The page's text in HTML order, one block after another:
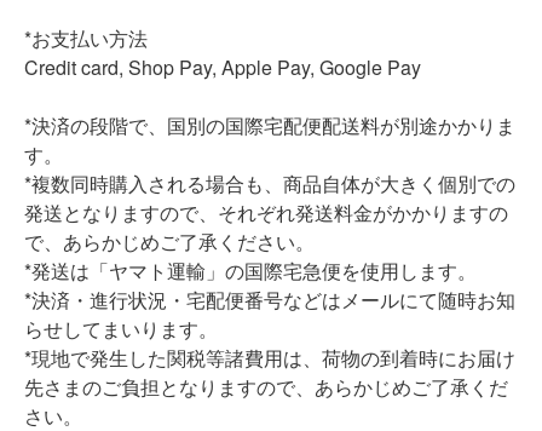
*お支払い方法
Credit card, Shop Pay, Apple Pay, Google Pay
*決済の段階で、国別の国際宅配便配送料が別途かかりま
す。
*複数同時購入される場合も、商品自体が大きく個別での
発送となりますので、それぞれ発送料金がかかりますの
で、あらかじめご了承ください。
*発送は「ヤマト運輸」の国際宅急便を使用します。
*決済・進行状況・宅配便番号などはメールにて随時お知
らせしてまいります。
*現地で発生した関税等諸費用は、荷物の到着時にお届け
先さまのご負担となりますので、あらかじめご了承くだ
さい。